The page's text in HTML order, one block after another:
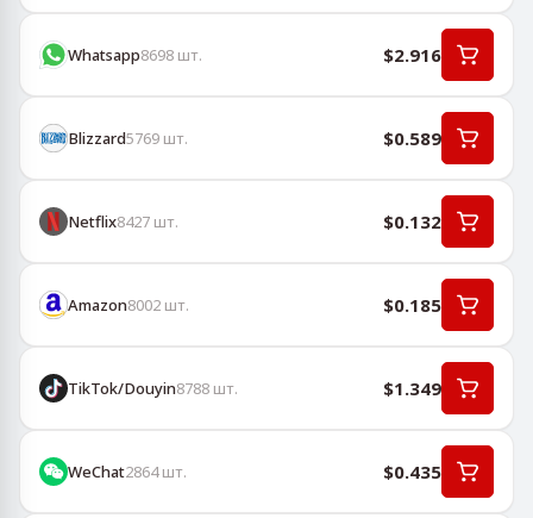
Whatsapp8698 шт. $2.916
Blizzard5769 шт. $0.589
Netflix8427 шт. $0.132
Amazon8002 шт. $0.185
TikTok/Douyin8788 шт. $1.349
WeChat2864шт. $0.435